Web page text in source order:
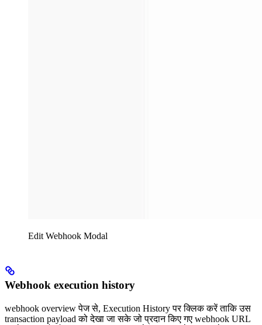
Edit Webhook Modal
Webhook execution history
webhook overview पेज से, Execution History पर क्लिक करें ताकि उस
transaction payload को देखा जा सके जो प्रदान किए गए webhook URL